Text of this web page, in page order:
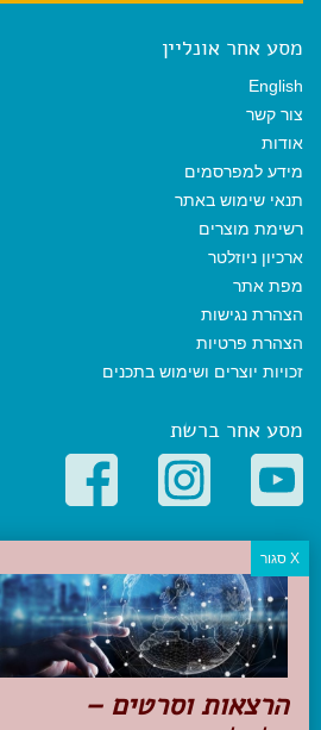
מסע אחר אונליין
English
צור קשר
אודות
מידע למפרסמים
תנאי שימוש באתר
רשימת מוצרים
ארכיון ניוזלטר
מפת אתר
הצהרת נגישות
הצהרת פרטיות
זכויות יוצרים ושימוש בתכנים
מסע אחר ברשת
קטגוריות פופולריות
יעדים
טיולים בישראל
מלונות בוטיק בישראל
טיפים והמלצות
הכנות לנסיעה
הרצאות וסרטים –